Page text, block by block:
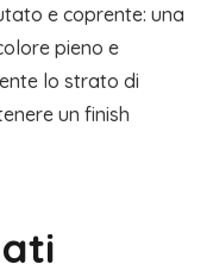
e coprente: una
pieno e
lo strato di
un finish